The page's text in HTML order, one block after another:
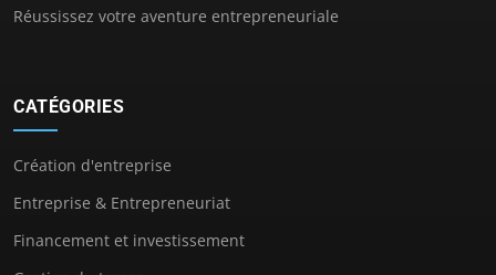
Réussissez votre aventure entrepreneuriale
CATÉGORIES
Création d'entreprise
Entreprise & Entrepreneuriat
Financement et investissement